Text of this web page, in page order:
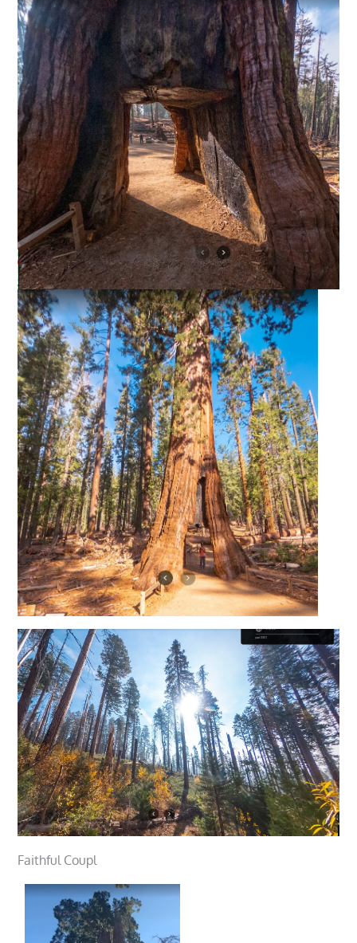
Faithful Coupl